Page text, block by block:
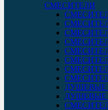
СМЕСИТЕЛИ
ДУШЕВЫЕ
ДУШЕВЫЕ